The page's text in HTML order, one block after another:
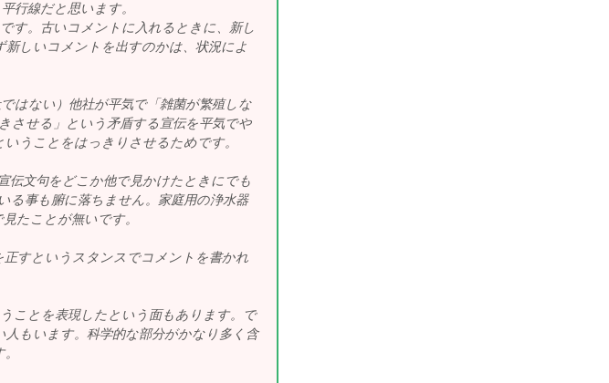
行線だと思います。
す。古いコメントに入れるときに、新し
しいコメントを出すのかは、状況によ
はない）他社が平気で「雑菌が繁殖しな
させる」という矛盾する宣伝を平気でや
うことをはっきりさせるためです。
伝文句をどこか他で見かけたときにでも
る事も腑に落ちません。家庭用の浄水器
たことが無いです。
正すというスタンスでコメントを書かれ
ことを表現したという面もあります。で
もいます。科学的な部分がかなり多く含